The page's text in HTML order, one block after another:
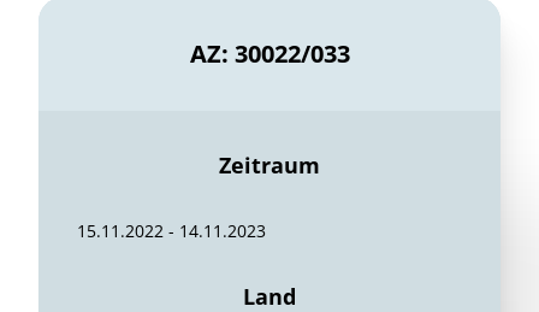
AZ: 30022/033
Zeitraum
15.11.2022 - 14.11.2023
Land